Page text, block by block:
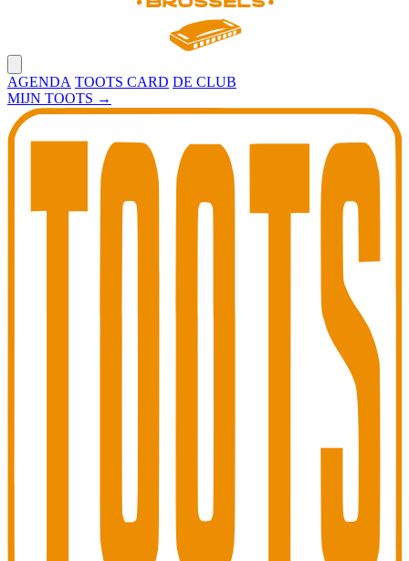
AGENDA TOOTS CARD DE CLUB
MIJN TOOTS →
Toots Jazz Club